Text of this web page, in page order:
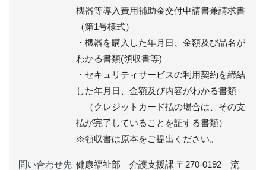
機器等導入費用補助金交付申請書兼請求書
（第1号様式）
・機器を購入した年月日、金額及び品名が
わかる書類(領収書等)
・セキュリティサービスの利用契約を締結
した年月日、金額及び内容がわかる書類
（クレジットカード払の場合は、その支
払が完了していることを証する書類）
※領収書は原本をご提出ください。
問い合わせ先 健康福祉部 介護支援課 〒270-0192 流